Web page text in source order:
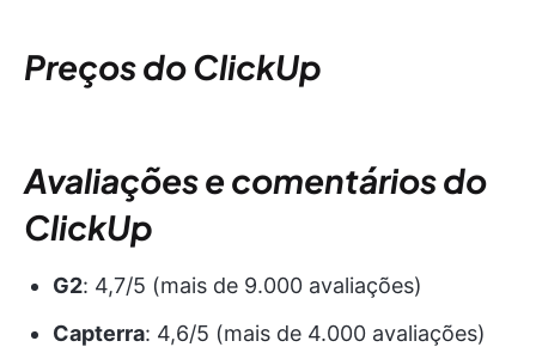
Preços do ClickUp
Avaliações e comentários do
ClickUp
G2: 4,7/5 (mais de 9.000 avaliações)
Capterra: 4,6/5 (mais de 4.000 avaliações)